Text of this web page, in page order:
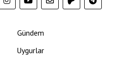
Gündem
Uygurlar